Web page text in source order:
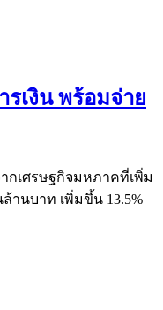
เงิน พร้อมจ่าย
กเศรษฐกิจมหภาคที่เพิ่ม
านบาท เพิ่มขึ้น 13.5%